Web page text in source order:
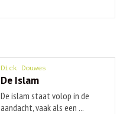
Dick Douwes
De Islam
De islam staat volop in de
aandacht, vaak als een ...